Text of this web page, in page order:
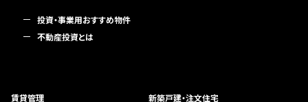
投資・事業用おすすめ物件
不動産投資とは
賃貸管理 新築戸建・注文住宅